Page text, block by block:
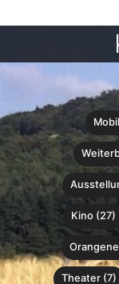
Kino (27)
Theater (7)